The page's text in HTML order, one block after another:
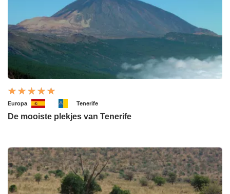
Europa Tenerife
De mooiste plekjes van Tenerife